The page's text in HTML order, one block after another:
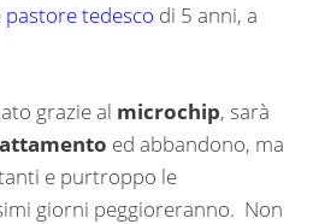
pastore tedesco di 5 anni, a
grazie al microchip, sarà
ed abbandono, ma
e purtroppo le
giorni peggioreranno. Non